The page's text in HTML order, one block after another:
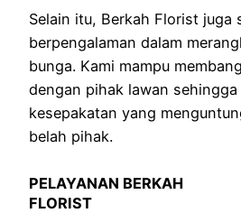
Selain itu, Berkah Florist juga
berpengalaman dalam
bunga. Kami mampu
dengan pihak lawan
kesepakatan yang
belah pihak.
PELAYANAN BERKAH